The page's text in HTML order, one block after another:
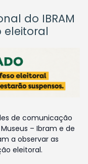
do IBRAM
eleitoral
de comunicação
– Ibram e de
a observar as
eleitoral.